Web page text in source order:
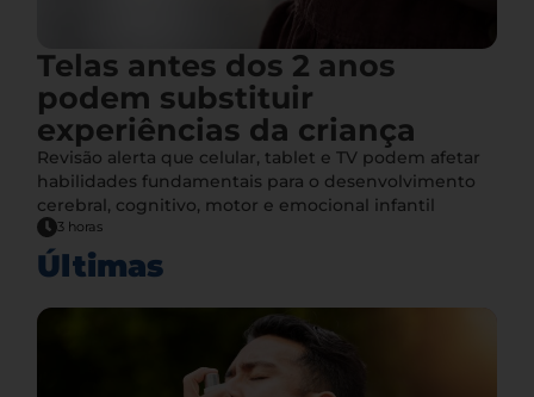
Telas antes dos 2 anos
podem substituir
experiências da criança
Revisão alerta que celular, tablet e TV podem afetar
habilidades fundamentais para o desenvolvimento
cerebral, cognitivo, motor e emocional infantil
3 horas
Últimas